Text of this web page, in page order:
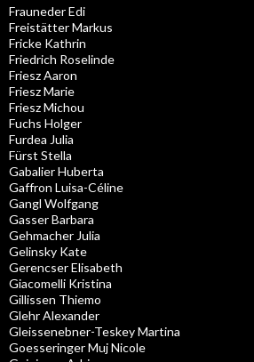
Frauneder Edi
Freistätter Markus
Fricke Kathrin
Friedrich Roselinde
Friesz Aaron
Friesz Marie
Friesz Michou
Fuchs Holger
Furdea Julia
Fürst Stella
Gabalier Huberta
Gaffron Luisa-Céline
Gangl Wolfgang
Gasser Barbara
Gehmacher Julia
Gelinsky Kate
Gerencser Elisabeth
Giacomelli Kristina
Gillissen Thiemo
Glehr Alexander
Gleissenebner-Teskey Martina
Goesseringer Muj Nicole